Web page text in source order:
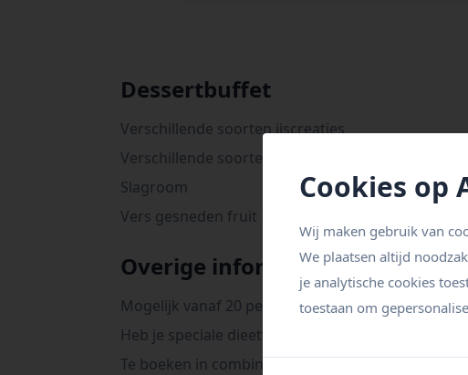
Dessertbuffet
Verschillende soorten ijscreaties
Verschillende soorten huisgemaakte bavarois
Slagroom
Vers gesneden fruit
Overige informatie
Mogelijk vanaf 20 personen of betalend voor 20
Heb je speciale dieetwensen? Laat het ons weten
Te boeken in combinatie met een van onze
Cookies op
Wij maken gebruik van
We plaatsen altijd
je analytische cookies
toestaan om